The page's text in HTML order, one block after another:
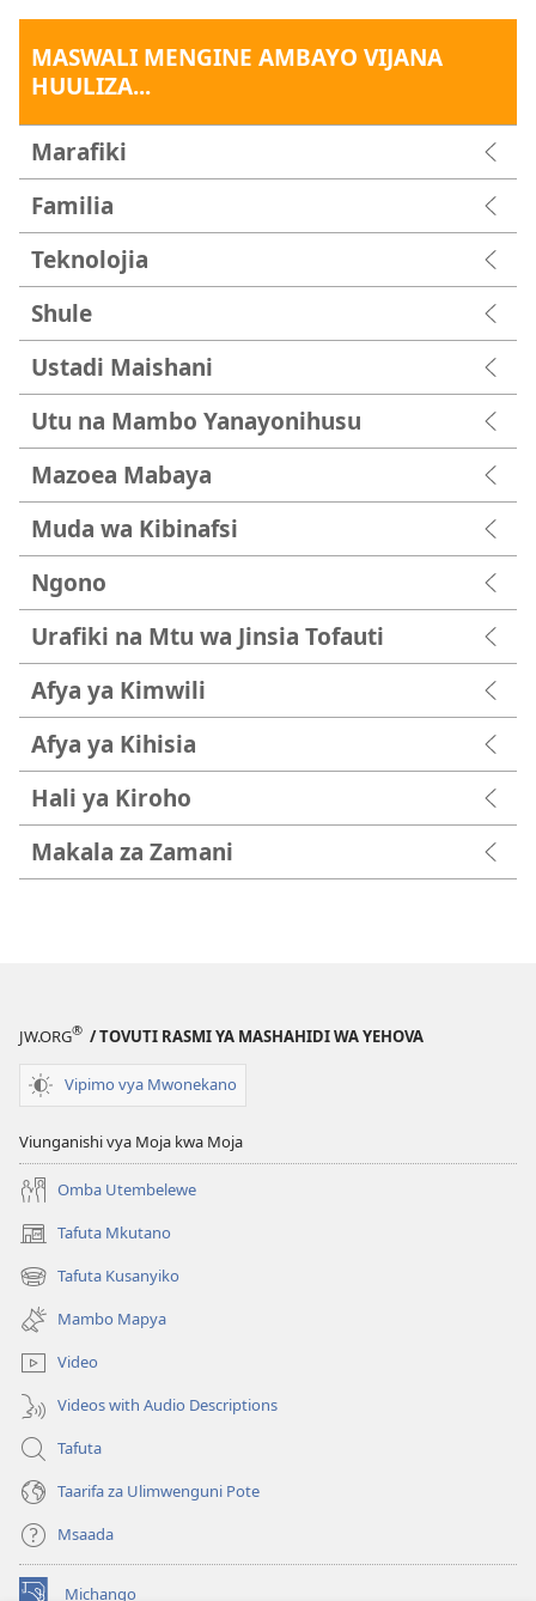
MASWALI MENGINE AMBAYO VIJANA
HUULIZA...
Marafiki
Familia
Teknolojia
Shule
Ustadi Maishani
Utu na Mambo Yanayonihusu
Mazoea Mabaya
Muda wa Kibinafsi
Ngono
Urafiki na Mtu wa Jinsia Tofauti
Afya ya Kimwili
Afya ya Kihisia
Hali ya Kiroho
Makala za Zamani
JW.ORG® / TOVUTI RASMI YA MASHAHIDI WA YEHOVA
Vipimo vya Mwonekano
Viunganishi vya Moja kwa Moja
Omba Utembelewe
Tafuta Mkutano
(opens
new
window)
Tafuta Kusanyiko
(opens
new
window)
Mambo Mapya
Video
Videos with Audio Descriptions
Tafuta
Taarifa za Ulimwenguni Pote
Msaada
Michango